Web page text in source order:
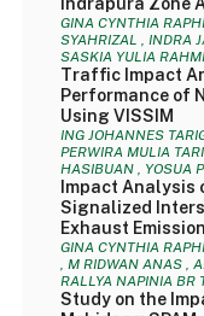
GINA CYNTHIA
SYAHRIZAL , INDRA
SASKIA YULIA RAHMI
Traffic Impact
Performance of
Using VISSIM
ING JOHANNES
PERWIRA MULIA
HASIBUAN , YOSUA
Impact
Signalized
Exhaust
GINA CYNTHIA
, M RIDWAN ANAS ,
RALLYA NAPINIA BR
Study on the